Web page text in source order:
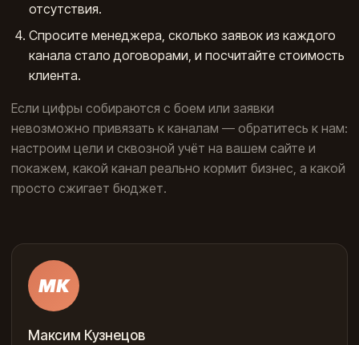
отсутствия.
Спросите менеджера, сколько заявок из каждого
канала стало договорами, и посчитайте стоимость
клиента.
Если цифры собираются с боем или заявки
невозможно привязать к каналам — обратитесь к нам:
настроим цели и сквозной учёт на вашем сайте и
покажем, какой канал реально кормит бизнес, а какой
просто сжигает бюджет.
МК
Максим Кузнецов